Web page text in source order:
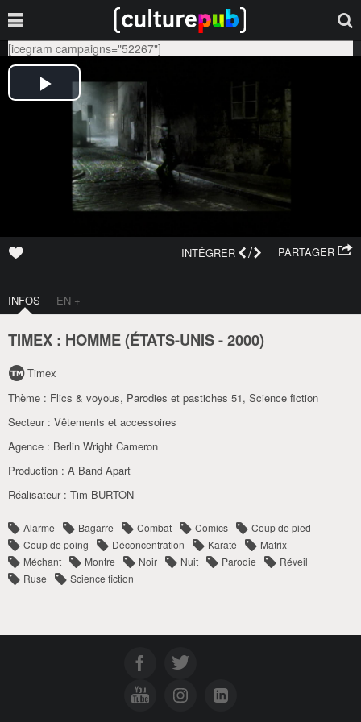
[icegram campaigns="52267"]
PARTAGER
INTÉGRER /
INFOS EN +
TIMEX : HOMME (ÉTATS-UNIS-2000)
Timex
Thème : Flics & voyous, Parodies et pastiches 51, Science fiction
Secteur : Vêtements et accessoires
Agence : Berlin Wright Cameron
Production : A Band Apart
Réalisateur : Tim BURTON
Alarme Bagarre Combat Comics
Coup de pied
Coup de poing
Déconcentration Karaté
Matrix
Méchant
Montre Noir Nuit Parodie
Réveil
Ruse
Science fiction